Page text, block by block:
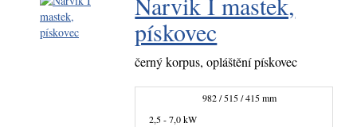
pískovec
černý korpus, opláštění pískovec
982 / 515 / 415 mm
2,5 - 7,0 kW